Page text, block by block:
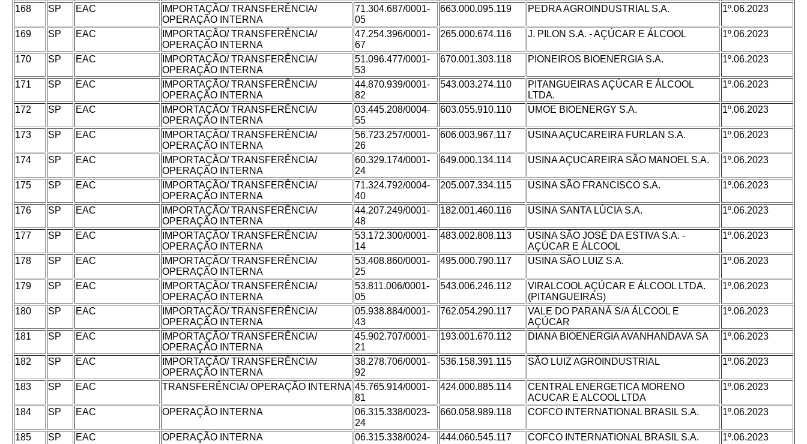
168 SP EAC
IMPORTAÇÃO/ TRANSFERÊNCIA/
OPERAÇÃO INTERNA
71.304.687/0001-
05
663.000.095.119 PEDRA AGROINDUSTRIAL S.A. 1º.06.2023
169 SP EAC
IMPORTAÇÃO/ TRANSFERÊNCIA/
OPERAÇÃO INTERNA
47.254.396/0001-
67
265.000.674.116 J. PILON S.A. - AÇÚCAR E ÁLCOOL 1º.06.2023
170 SP EAC
IMPORTAÇÃO/ TRANSFERÊNCIA/
OPERAÇÃO INTERNA
51.096.477/0001-
53
670.001.303.118 PIONEIROS BIOENERGIA S.A. 1º.06.2023
171 SP EAC
IMPORTAÇÃO/ TRANSFERÊNCIA/
OPERAÇÃO INTERNA
44.870.939/0001-
82
543.003.274.110
PITANGUEIRAS AÇÚCAR E ÁLCOOL
LTDA.
1º.06.2023
172 SP EAC
IMPORTAÇÃO/ TRANSFERÊNCIA/
OPERAÇÃO INTERNA
03.445.208/0004-
55
603.055.910.110 UMOE BIOENERGY S.A. 1º.06.2023
173 SP EAC
IMPORTAÇÃO/ TRANSFERÊNCIA/
OPERAÇÃO INTERNA
56.723.257/0001-
26
606.003.967.117 USINA AÇUCAREIRA FURLAN S.A. 1º.06.2023
174 SP EAC
IMPORTAÇÃO/ TRANSFERÊNCIA/
OPERAÇÃO INTERNA
60.329.174/0001-
24
649.000.134.114 USINA AÇUCAREIRA SÃO MANOEL S.A. 1º.06.2023
175 SP EAC
IMPORTAÇÃO/ TRANSFERÊNCIA/
OPERAÇÃO INTERNA
71.324.792/0004-
40
205.007.334.115 USINA SÃO FRANCISCO S.A. 1º.06.2023
176 SP EAC
IMPORTAÇÃO/ TRANSFERÊNCIA/
OPERAÇÃO INTERNA
44.207.249/0001-
48
182.001.460.116 USINA SANTA LÚCIA S.A. 1º.06.2023
177 SP EAC
IMPORTAÇÃO/ TRANSFERÊNCIA/
OPERAÇÃO INTERNA
53.172.300/0001-
14
483.002.808.113
USINA SÃO JOSÉ DA ESTIVA S.A. -
AÇÚCAR E ÁLCOOL
1º.06.2023
178 SP EAC
IMPORTAÇÃO/ TRANSFERÊNCIA/
OPERAÇÃO INTERNA
53.408.860/0001-
25
495.000.790.117 USINA SÃO LUIZ S.A. 1º.06.2023
179 SP EAC
IMPORTAÇÃO/ TRANSFERÊNCIA/
OPERAÇÃO INTERNA
53.811.006/0001-
05
543.006.246.112
VIRALCOOL AÇÚCAR E ÁLCOOL LTDA.
(PITANGUEIRAS)
1º.06.2023
180 SP EAC
IMPORTAÇÃO/ TRANSFERÊNCIA/
OPERAÇÃO INTERNA
05.938.884/0001-
43
762.054.290.117
VALE DO PARANÁ S/A ÁLCOOL E
AÇÚCAR
1º.06.2023
181 SP EAC
IMPORTAÇÃO/ TRANSFERÊNCIA/
OPERAÇÃO INTERNA
45.902.707/0001-
21
193.001.670.112 DIANA BIOENERGIA AVANHANDAVA SA 1º.06.2023
182 SP EAC
IMPORTAÇÃO/ TRANSFERÊNCIA/
OPERAÇÃO INTERNA
38.278.706/0001-
92
536.158.391.115 SÃO LUIZ AGROINDUSTRIAL 1º.06.2023
183 SP EAC TRANSFERÊNCIA/ OPERAÇÃO INTERNA 45.765.914/0001-
81
424.000.885.114
CENTRAL ENERGETICA MORENO
ACUCAR E ALCOOL LTDA
1º.06.2023
184 SP EAC OPERAÇÃO INTERNA
06.315.338/0023-
24
660.058.989.118 COFCO INTERNATIONAL BRASIL S.A. 1º.06.2023
185 SP EAC OPERAÇÃO INTERNA
06.315.338/0024-
444.060.545.117 COFCO INTERNATIONAL BRASIL S.A. 1º.06.2023